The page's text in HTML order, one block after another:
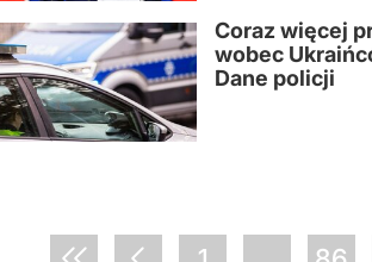
Coraz więcej
wobec
Dane policji